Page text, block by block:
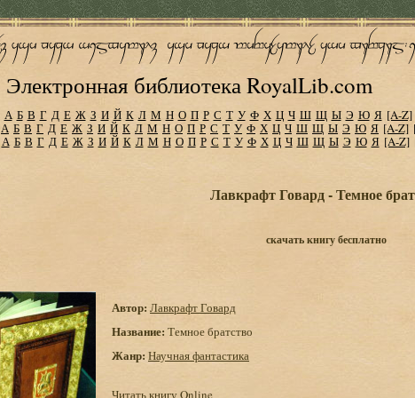
Электронная библиотека RoyalLib.com
А Б В Г Д Е Ж З И Й К Л М Н О П Р С Т У Ф Х Ц Ч Ш Щ Ы Э Ю Я [A-Z]
А Б В Г Д Е Ж З И Й К Л М Н О П Р С Т У Ф Х Ц Ч Ш Щ Ы Э Ю Я [A-Z]
А Б В Г Д Е Ж З И Й К Л М Н О П Р С Т У Ф Х Ц Ч Ш Щ Ы Э Ю Я [A-Z]
Лавкрафт Говард - Темное
скачать книгу бесплатно
Автор: Лавкрафт Говард
Название: Темное братство
Жанр: Научная фантастика
Читать книгу Online